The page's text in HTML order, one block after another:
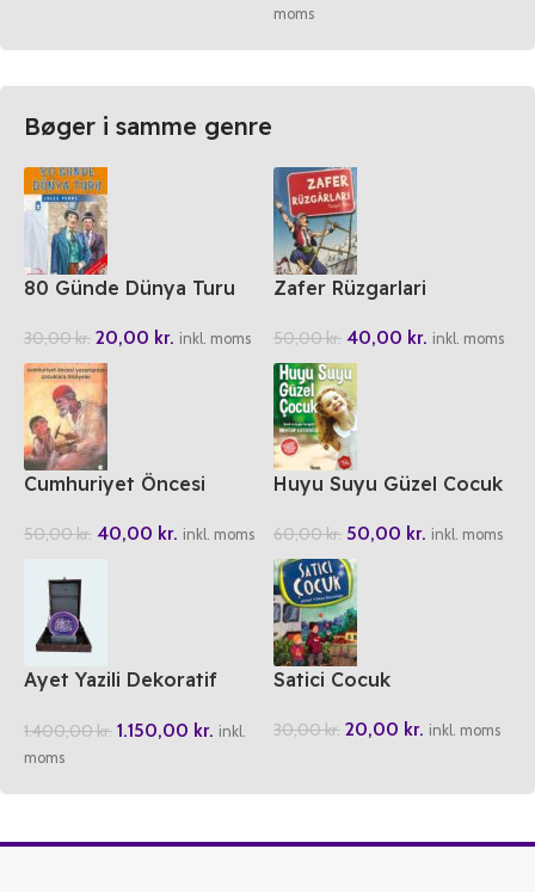
moms
Bøger i samme genre
80 Günde Dünya Turu
30,00kr. 20,00 kr. inkl. moms
Zafer Rüzgarlari
50,00kr. 40,00 kr. inkl. moms
Cumhuriyet Öncesi
Hikayeler
50,00kr. 40,00 kr. inkl. moms
Huyu Suyu Güzel Cocuk
60,00kr. 50,00 kr. inkl. moms
Ayet Yazili Dekoratif
1.400,00kr. 1.150,00 kr. inkl.
moms
Satici Cocuk
30,00kr. 20,00 kr. inkl. moms